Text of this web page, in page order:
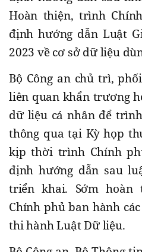
Hoàn thiện, trình
định hướng dẫn Luật
2023 về cơ sở dữ liệu
Bộ Công an chủ trì,
liên quan khẩn trương
dữ liệu cá nhân để
thông qua tại Kỳ họp
kịp thời trình Chính
định hướng dẫn sau
triển khai. Sớm
Chính phủ ban hành
thi hành Luật Dữ liệu.